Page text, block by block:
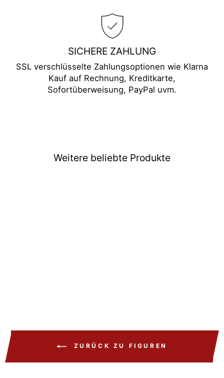
SICHERE ZAHLUNG
SSL verschlüsselte Zahlungsoptionen wie Klarna
Kauf auf Rechnung, Kreditkarte,
Sofortüberweisung, PayPal uvm.
Weitere beliebte Produkte
ZURÜCK ZU FIGUREN